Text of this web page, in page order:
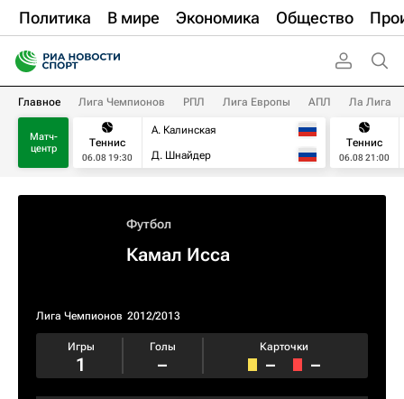
Политика В мире Экономика Общество
Главное Лига Чемпионов РПЛ Лига Европы АПЛ Ла Лига
Матч-
центр
Теннис
06.08 19:30
А. Калинская
Д. Шнайдер
Теннис
06.08 21:00
Футбол
Камал Исса
Лига Чемпионов 2012/2013
Игры
1
Голы
–
Карточки
– –